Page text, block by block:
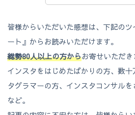
皆様からいただいた感想は、下記の
ート』からお読みいただけます。
総勢80人以上の方からお寄せいただき
インスタをはじめたばかりの方、数
タグラマーの方、インスタコンサル
など。